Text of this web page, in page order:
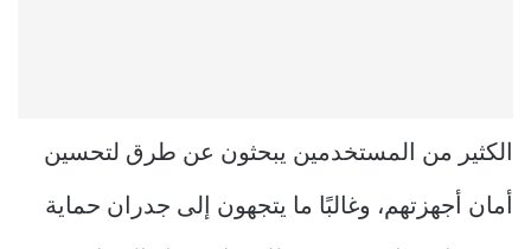
الكثير من المستخدمين يبحثون عن طرق لتحسين
أمان أجهزتهم، وغالبًا ما يتجهون إلى جدران حماية